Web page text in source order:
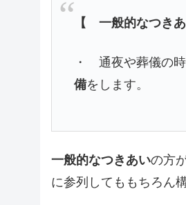
【 一般的なつき
・ 通夜や葬儀の
備をします。
一般的なつきあいの方
に参列してももちろん